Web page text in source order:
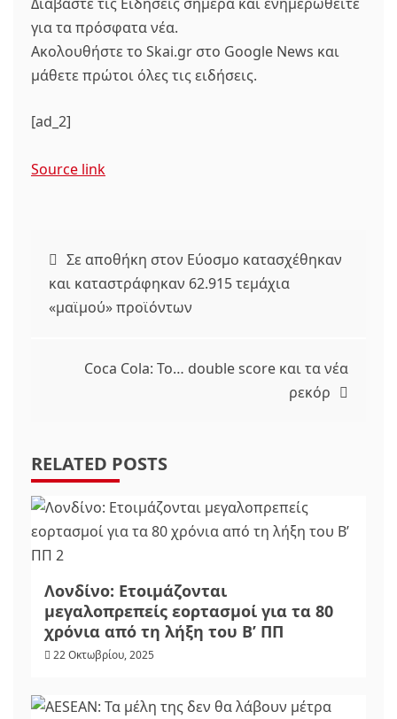
για τα πρόσφατα νέα.
Ακολουθήστε το Skai.gr στο Google News και
μάθετε πρώτοι όλες τις ειδήσεις.
[ad_2]
Source link
Πλοήγηση
άρθρων
Σε αποθήκη στον Εύοσμο κατασχέθηκαν
και καταστράφηκαν 62.915 τεμάχια
«μαϊμού» προϊόντων
Coca Cola: Το… double score και τα νέα
ρεκόρ
RELATED POSTS
Λονδίνο: Ετοιμάζονται
μεγαλοπρεπείς εορτασμοί για τα 80
χρόνια από τη λήξη του Β’ ΠΠ
22 Οκτωβρίου, 2025